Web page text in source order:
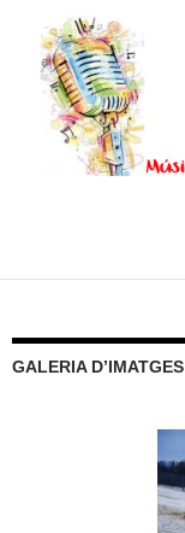
GALERIA D’IMATGES